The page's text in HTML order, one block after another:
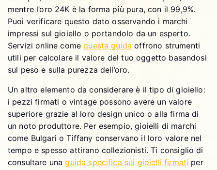
mentre l’oro 24K è la forma più pura, con il 99,9%.
Puoi verificare questo dato osservando i marchi
impressi sul gioiello o portandolo da un esperto.
Servizi online comequesta guida offrono strumenti
utili per calcolare il valore del tuo oggetto basandosi
sul peso e sulla purezza dell’oro.
Un altro elemento da considerare è il tipo di gioiello:
i pezzi firmati o vintage possono avere un valore
superiore grazie al loro design unico o alla firma di
un noto produttore. Per esempio, gioielli di marchi
come Bulgari o Tiffany conservano il loro valore nel
tempo e spesso attirano collezionisti. Ti consiglio di
consultare unaguida specifica sui gioielli firmati per